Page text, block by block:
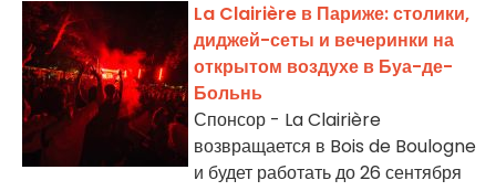
La Clairière в Париже: столики,
диджей-сеты и вечеринки на
открытом воздухе в Буа-де-
Больнь
Спонсор - La Clairière
возвращается в Bois de Boulogne
и будет работать до 26 сентября